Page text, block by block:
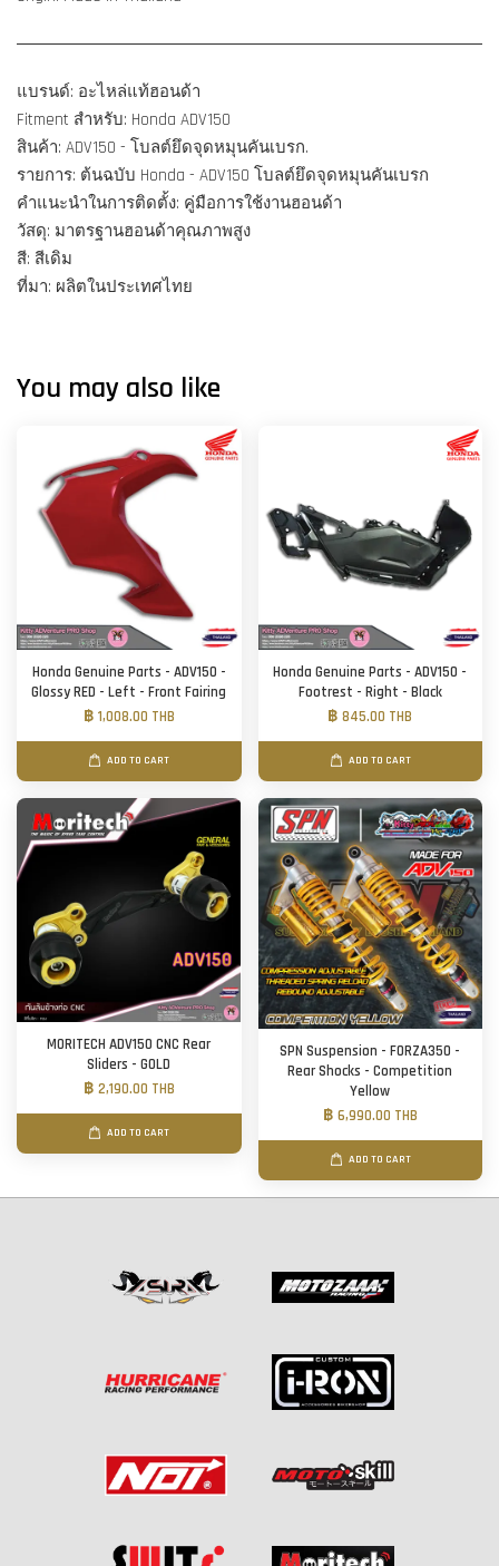
แบรนด์: อะไหล่แท้ฮอนด้า
Fitment สำหรับ: Honda ADV150
สินค้า: ADV150 - โบลต์ยึดจุดหมุนคันเบรก.
รายการ: ต้นฉบับ Honda - ADV150 โบลต์ยึดจุดหมุนคันเบรก
คำแนะนำในการติดตั้ง: คู่มือการใช้งานฮอนด้า
วัสดุ: มาตรฐานฮอนด้าคุณภาพสูง
สี: สีเดิม
ที่มา: ผลิตในประเทศไทย
You may also like
Honda Genuine Parts - ADV150 -
Glossy RED - Left - Front Fairing
฿ 1,008.00 THB
ADD TO CART
Honda Genuine Parts - ADV150 -
Footrest - Right - Black
฿ 845.00 THB
ADD TO CART
MORITECH ADV150 CNC Rear
Sliders - GOLD
฿ 2,190.00 THB
ADD TO CART
SPN Suspension - FORZA350 -
Rear Shocks - Competition
Yellow
฿ 6,990.00 THB
ADD TO CART